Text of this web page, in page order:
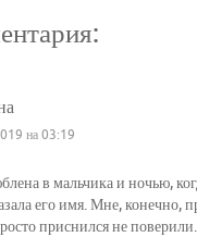
на 03:19
в мальчика и ночью,
его имя. Мне,
приснился не